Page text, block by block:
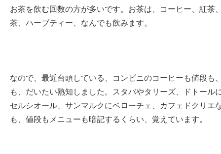
お茶を飲む回数の方が多いです。お茶は、コーヒー、紅茶
茶、ハーブティー、なんでも飲みます。
なので、最近台頭している、コンビニのコーヒーも値段も
も、だいたい熟知しました。スタバやタリーズ、ドトール
セルシオール、サンマルクにベローチェ、カフェドクリエ
も、値段もメニューも暗記するくらい、覚えています。